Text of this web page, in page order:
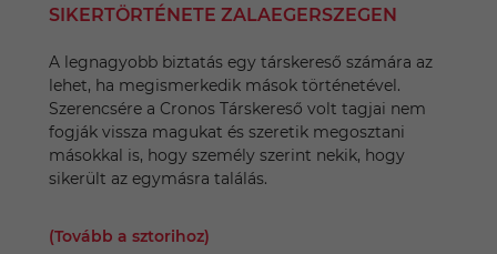
SIKERTÖRTÉNETE ZALAEGERSZEGEN
A legnagyobb biztatás egy társkereső számára az
lehet, ha megismerkedik mások történetével.
Szerencsére a Cronos Társkereső volt tagjai nem
fogják vissza magukat és szeretik megosztani
másokkal is, hogy személy szerint nekik, hogy
sikerült az egymásra találás.
(Tovább a sztorihoz)